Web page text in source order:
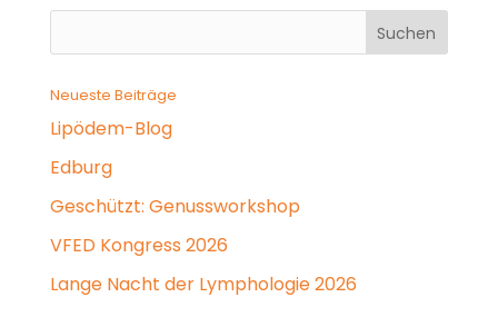
Neueste Beiträge
Lipödem-Blog
Edburg
Geschützt: Genussworkshop
VFED Kongress 2026
Lange Nacht der Lymphologie 2026